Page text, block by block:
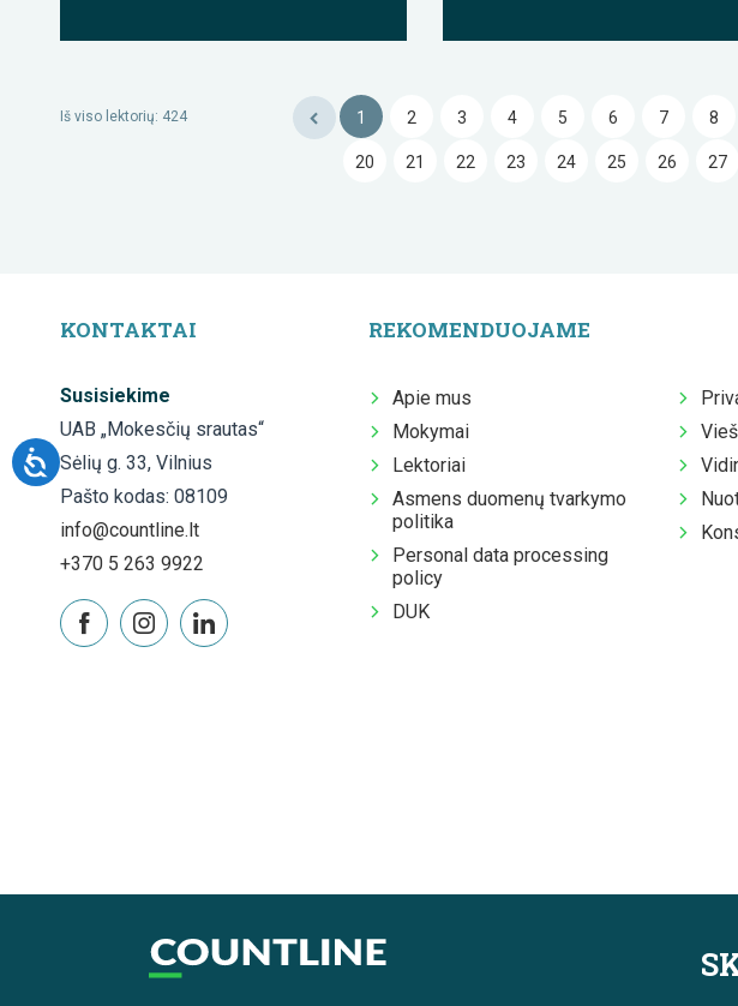
Iš viso lektorių: 424 1 2 3 4 5 6 7 8
20 21 22 23 24 25 26 27
KONTAKTAI
Susisiekime
UAB „Mokesčių srautas“
Sėlių g. 33, Vilnius
Pašto kodas: 08109
info@countline.lt
+370 5 263 9922
REKOMENDUOJAME
Apie mus
Mokymai
Lektoriai
Asmens duomenų tvarkymo
politika
Personal data processing
policy
DUK